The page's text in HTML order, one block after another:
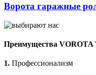
Ворота гаражные
Преимущества VOROTA
1. Профессионализм